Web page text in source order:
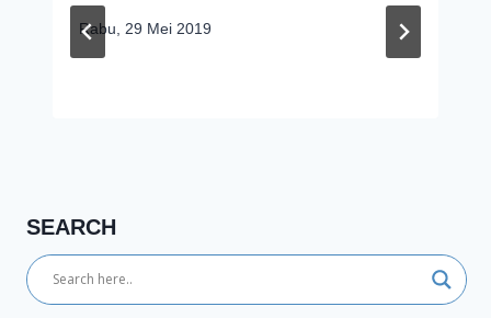
Rabu, 29 Mei 2019
SEARCH